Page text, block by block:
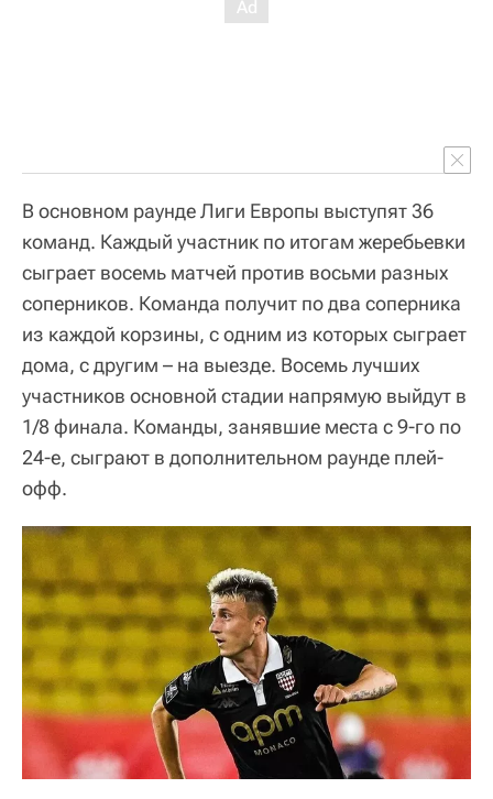
В основном раунде Лиги Европы выступят 36
команд. Каждый участник по итогам жеребьевки
сыграет восемь матчей против восьми разных
соперников. Команда получит по два соперника
из каждой корзины, с одним из которых сыграет
дома, с другим – на выезде. Восемь лучших
участников основной стадии напрямую выйдут в
1/8 финала. Команды, занявшие места с 9-го по
24-е, сыграют в дополнительном раунде плей-
офф.